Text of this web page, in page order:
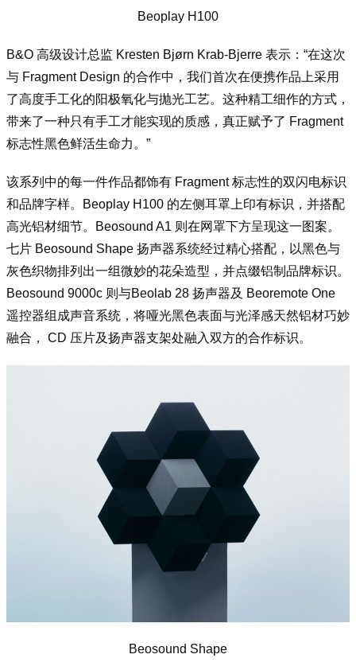
Beoplay H100
B&O 高级设计总监 Kresten Bjørn Krab-Bjerre 表示：“在这次
与 Fragment Design 的合作中，我们首次在便携作品上采用
了高度手工化的阳极氧化与抛光工艺。这种精工细作的方式，
带来了一种只有手工才能实现的质感，真正赋予了 Fragment
标志性黑色鲜活生命力。”
该系列中的每一件作品都饰有 Fragment 标志性的双闪电标识
和品牌字样。Beoplay H100 的左侧耳罩上印有标识，并搭配
高光铝材细节。Beosound A1 则在网罩下方呈现这一图案。
七片 Beosound Shape 扬声器系统经过精心搭配，以黑色与
灰色织物排列出一组微妙的花朵造型，并点缀铝制品牌标识。
Beosound 9000c 则与Beolab 28 扬声器及 Beoremote One
遥控器组成声音系统，将哑光黑色表面与光泽感天然铝材巧妙
融合， CD 压片及扬声器支架处融入双方的合作标识。
Beosound Shape